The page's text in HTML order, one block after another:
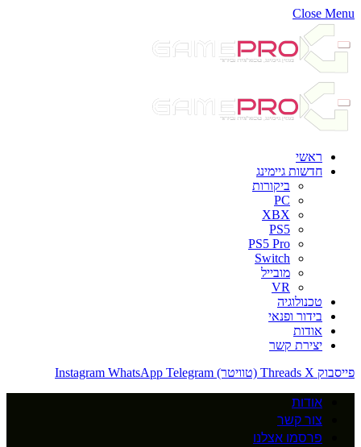
Close Menu
ראשי
חדשות גיימינג
ביקורות
PC
XBX
PS5
PS5 Pro
Switch
מובייל
VR
טכנולוגיה
בידור ופנאי
אודות
יצירת קשר
פייסבוק
Threads X (טוויטר) Instagram WhatsApp Telegram
אודות
צור קשר
פרסמו אצלנו